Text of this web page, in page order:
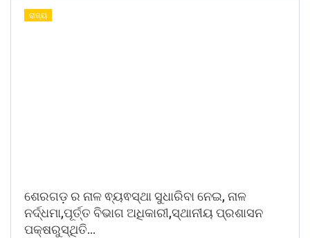
ରାଜ୍ୟ
ଶେରଗଡ଼ ର ନାଳ ଵ୍ୟଵସ୍ଥା ସୁଧାରିବା ନେଇ, ନାଳ
ନର୍ଦ୍ଧମା,ପୂର୍ତ୍ତ ବିଭାଗ ଅଧିକାରୀ,ସ୍ଥାନୀୟ ପ୍ରଶାସନ
ପକ୍ଷରୁସ୍ଥିତି…